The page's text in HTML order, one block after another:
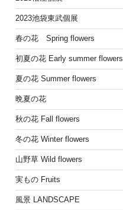
2023池袋東武個展
春の花 Spring flowers
初夏の花 Early summer flowers
夏の花 Summer flowers
晩夏の花
秋の花 Fall flowers
冬の花 Winter flowers
山野草 Wild flowers
実もの Fruits
風景 LANDSCAPE